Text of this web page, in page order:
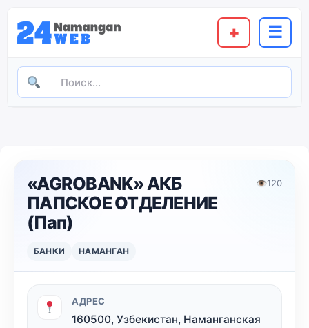
+ ☰
«AGROBANK» АКБ
ПАПСКОЕ ОТДЕЛЕНИЕ
(Пап)
👁120
БАНКИ НАМАНГАН
АДРЕС
160500, Узбекистан, Наманганская